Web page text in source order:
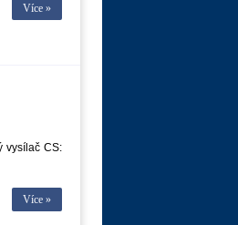
Více »
vysílač CS:
Více »